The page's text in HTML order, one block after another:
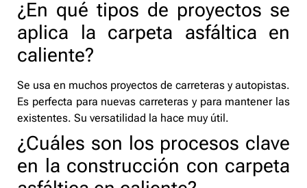
¿En qué tipos de proyectos se
aplica la carpeta asfáltica en
caliente?
Se usa en muchos proyectos de carreteras y autopistas.
Es perfecta para nuevas carreteras y para mantener las
existentes. Su versatilidad la hace muy útil.
¿Cuáles son los procesos clave
en la construcción con carpeta